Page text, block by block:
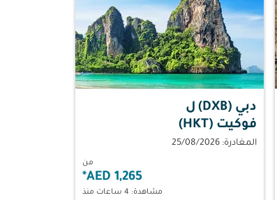
دبي (DXB)
ل
فوكيت (HKT)
المغادرة: 25/08/2026
من
1,265 AED
*
مشاهدة: 4 ساعات منذ